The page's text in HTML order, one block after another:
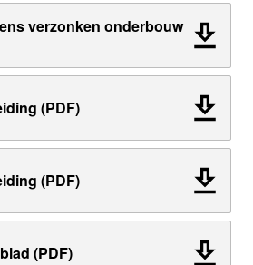
verzonken onderbouw
(PDF)
(PDF)
(PDF)